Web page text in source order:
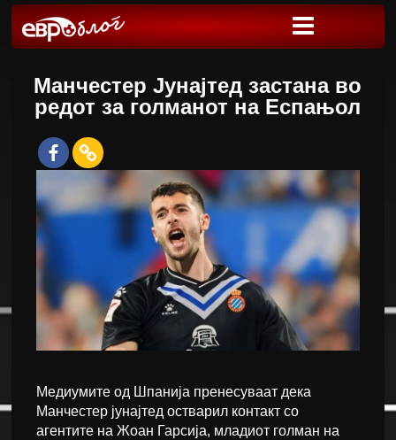
Манчестер Јунајтед застана во
редот за голманот на Еспањол
Медиумите од Шпанија пренесуваат дека
Манчестер јунајтед остварил контакт со
агентите на Жоан Гарсија, младиот голман на